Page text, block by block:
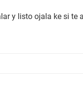
y listo ojala ke si te